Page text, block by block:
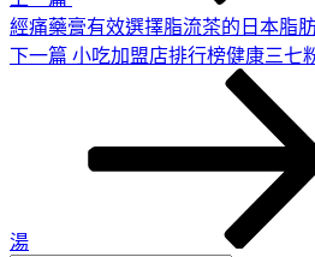
經痛藥膏有效選擇脂流茶的日本脂
下
下一篇 小吃加盟店排行榜健康三七
湯